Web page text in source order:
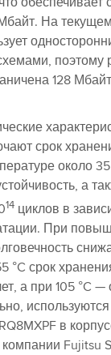
На
поэтому
128
срок
около 35
а
14 циклов в
При
°C срок
а при 105 °C —
в
Fujitsu